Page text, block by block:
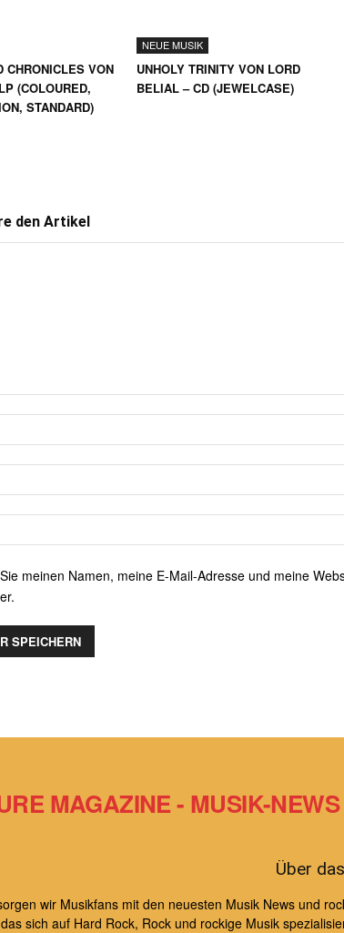
CHRONICLES VON
(COLOURED,
STANDARD)
NEUE MUSIK
UNHOLY TRINITY VON LORD
BELIAL – CD (JEWELCASE)
den Artikel
meinen Namen, meine E-Mail-Adresse und meine
MAGAZINE - MUSIK-
Über
wir Musikfans mit den neuesten Musik News und
sich auf Hard Rock, Rock und rockige Musik